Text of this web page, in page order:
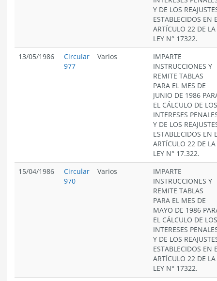
Y DE LOS
ESTABLECIDOS EN
ARTÍCULO 22 DE LA
LEY N° 17322.
13/05/1986
Circular
977
Varios
IMPARTE
INSTRUCCIONES Y
REMITE TABLAS
PARA EL MES DE
JUNIO DE 1986
EL CÁLCULO DE LOS
INTERESES
Y DE LOS
ESTABLECIDOS EN
ARTÍCULO 22 DE LA
LEY N° 17.322.
15/04/1986
Circular
970
Varios
IMPARTE
INSTRUCCIONES Y
REMITE TABLAS
PARA EL MES DE
MAYO DE 1986
EL CÁLCULO DE LOS
INTERESES
Y DE LOS
ESTABLECIDOS EN
ARTÍCULO 22 DE LA
LEY N° 17322.